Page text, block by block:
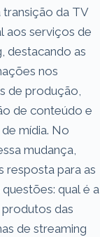
transição da TV
aos serviços de
destacando as
nos
de produção,
de conteúdo e
mídia. No
mudança,
resposta para as
qual é a
das
de streaming